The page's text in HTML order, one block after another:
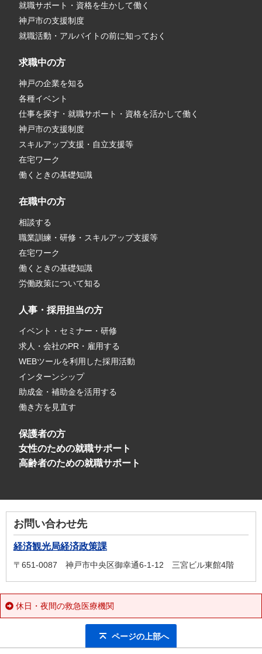
就職サポート・資格を生かして働く
神戸市の支援制度
就職活動・アルバイトの前に知っておく
求職中の方
神戸の企業を知る
各種イベント
仕事を探す・就職サポート・資格を活かして働く
神戸市の支援制度
スキルアップ支援・自立支援等
在宅ワーク
働くときの基礎知識
在職中の方
相談する
職業訓練・研修・スキルアップ支援等
在宅ワーク
働くときの基礎知識
労働政策について知る
人事・採用担当の方
イベント・セミナー・研修
求人・会社のPR・雇用する
WEBツールを利用した採用活動
インターンシップ
助成金・補助金を活用する
働き方を見直す
保護者の方
女性のための就職サポート
高齢者のための就職サポート
お問い合わせ先
経済観光局経済政策課
〒651-0087 神戸市中央区御幸通6-1-12 三宮ビル東館4階
休日・夜間の救急医療機関
ページの上部へ